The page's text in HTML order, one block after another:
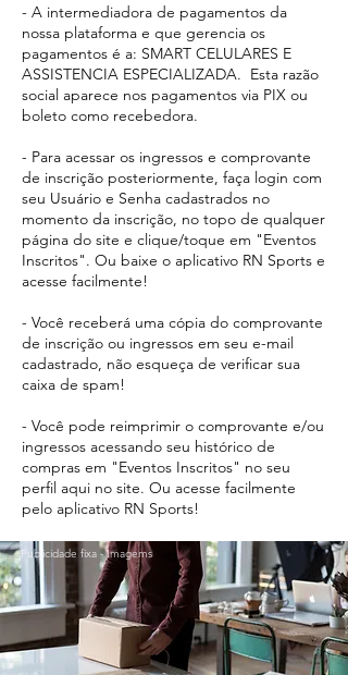
- A intermediadora de pagamentos da
nossa plataforma e que gerencia os
pagamentos é a: SMART CELULARES E
ASSISTENCIA ESPECIALIZADA. Esta razão
social aparece nos pagamentos via PIX ou
boleto como recebedora.​
- Para acessar os ingressos e comprovante
de inscrição posteriormente, faça login com
seu Usuário e Senha cadastrados no
momento da inscrição, no topo de qualquer
página do site e clique/toque em "Eventos
Inscritos". Ou baixe o aplicativo RN Sports e
acesse facilmente!
- Você receberá uma cópia do comprovante
de inscrição ou ingressos em seu e-mail
cadastrado, não esqueça de verificar sua
caixa de spam!
- Você pode reimprimir o comprovante e/ou
ingressos acessando seu histórico de
compras em "Eventos Inscritos" no seu
perfil aqui no site. Ou acesse facilmente
pelo aplicativo RN Sports!
Publicidade fixa - Imagems